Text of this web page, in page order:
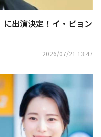
出演決定！イ・ビョン
2026/07/21 13:47